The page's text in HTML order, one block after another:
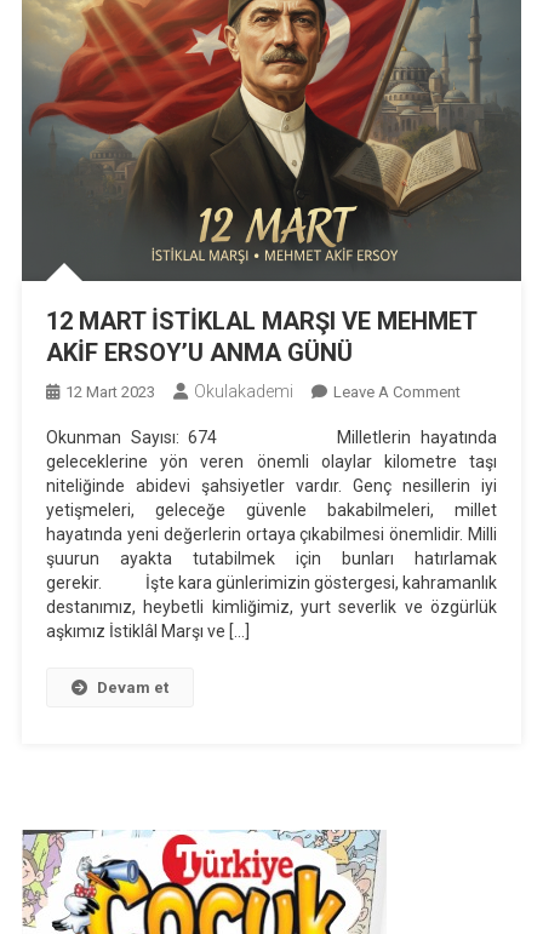
12 MART İSTİKLAL MARŞI VE MEHMET
AKİF ERSOY’U ANMA GÜNÜ
12 Mart 2023 Okulakademi Leave A CommentOn
MART
İSTİKLAL
MARŞI
VE
MEHMET
AKİF
ERSOY’U
Okunman Sayısı: 674 Milletlerin hayatında
geleceklerine yön veren önemli olaylar kilometre taşı
niteliğinde abidevi şahsiyetler vardır. Genç nesillerin iyi
yetişmeleri, geleceğe güvenle bakabilmeleri, millet
hayatında yeni değerlerin ortaya çıkabilmesi önemlidir. Milli
şuurun ayakta tutabilmek için bunları hatırlamak
gerekir. İşte kara günlerimizin göstergesi, kahramanlık
destanımız, heybetli kimliğimiz, yurt severlik ve özgürlük
aşkımız İstiklâl Marşı ve […]
Devam et